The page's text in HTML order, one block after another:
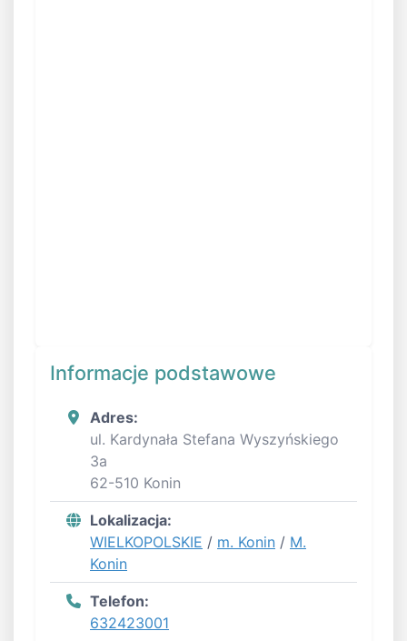
Informacje podstawowe
Adres:
ul. Kardynała Stefana Wyszyńskiego
3a
62-510 Konin
Lokalizacja:
WIELKOPOLSKIE / m. Konin / M.
Konin
Telefon:
632423001